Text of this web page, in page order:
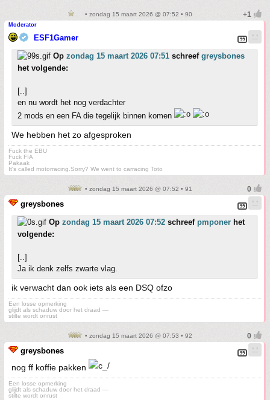
• zondag 15 maart 2026 @ 07:52 • 90
Moderator
ESF1Gamer
Op zondag 15 maart 2026 07:51 schreef greysbones
het volgende:
[..]
en nu wordt het nog verdachter
2 mods en een FA die tegelijk binnen komen
We hebben het zo afgesproken
Fuck the EBU
Fuck FIA
Pakaak
It's called motorracing.Sorry? We went to carracing Toto
• zondag 15 maart 2026 @ 07:52 • 91
greysbones
Op zondag 15 maart 2026 07:52 schreef pmponer het
volgende:
[..]
Ja ik denk zelfs zwarte vlag.
ik verwacht dan ook iets als een DSQ ofzo
Een losse opmerking
glijdt als schaduw door het draad —
stilte wordt onrust
• zondag 15 maart 2026 @ 07:53 • 92
greysbones
nog ff koffie pakken
Een losse opmerking
glijdt als schaduw door het draad —
stilte wordt onrust